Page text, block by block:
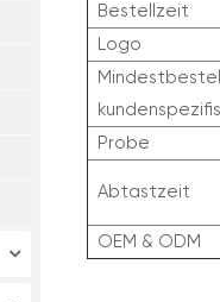
Bestellzeit
Logo
Probe
Abtastzeit
OEM & ODM